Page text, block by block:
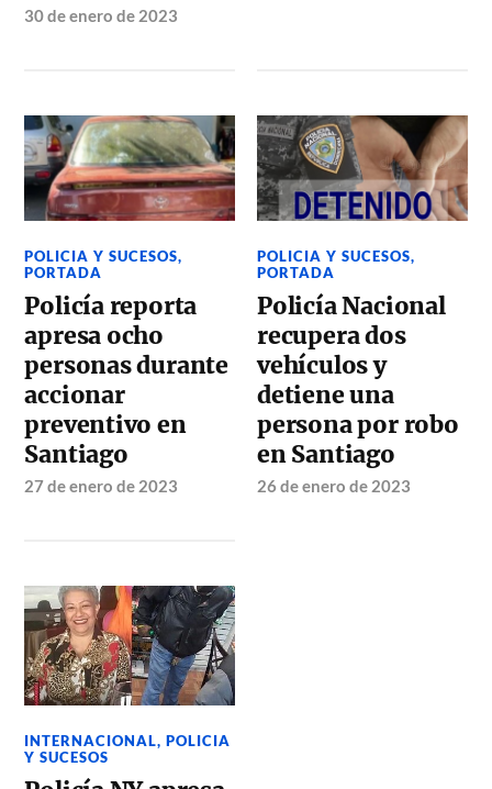
30 de enero de 2023
POLICIA Y SUCESOS,
PORTADA
Policía reporta
apresa ocho
personas durante
accionar
preventivo en
Santiago
27 de enero de 2023
POLICIA Y SUCESOS,
PORTADA
Policía Nacional
recupera dos
vehículos y
detiene una
persona por robo
en Santiago
26 de enero de 2023
INTERNACIONAL,POLICIA
Y SUCESOS